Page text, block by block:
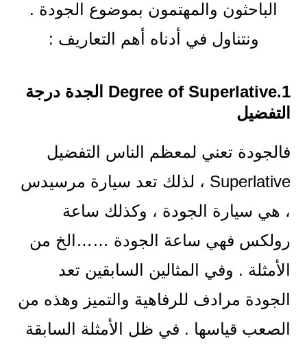
الباحثون والمهتمون بموضوع الجودة .
ونتناول في أدناه أهم التعاريف :
1.Degree of Superlative الجدة درجة
التفضيل
فالجودة تعني لمعظم الناس التفضيل
Superlative ، لذلك تعد سيارة مرسيدس
، هي سيارة الجودة ، وكذلك ساعة
رولكس فهي ساعة الجودة ……الخ من
الأمثلة . وفي المثالين السابقين تعد
الجودة مرادف للرفاهية والتميز وهذه من
الصعب قياسها . في ظل الأمثلة السابقة